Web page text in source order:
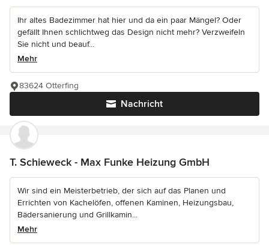
Ihr altes Badezimmer hat hier und da ein paar Mängel? Oder
gefällt Ihnen schlichtweg das Design nicht mehr? Verzweifeln
Sie nicht und beauf...
Mehr
Nachricht
83624 Otterfing
T. Schieweck - Max Funke Heizung GmbH
Wir sind ein Meisterbetrieb, der sich auf das Planen und
Errichten von Kachelöfen, offenen Kaminen, Heizungsbau,
Bädersanierung und Grillkamin...
Mehr